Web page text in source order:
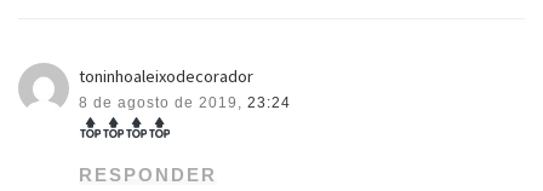
toninhoaleixodecorador
8 de agosto de 2019, 23:24
RESPONDER